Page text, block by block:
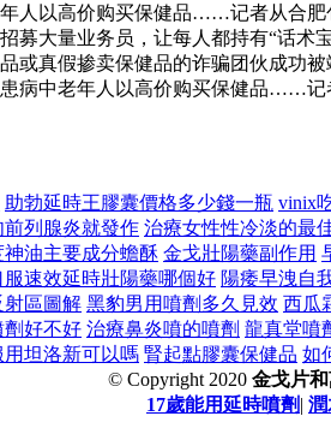
人以高价购买保健品……记者从合肥
募大量业务员，让每人都持有“话
或真假掺卖保健品的诈骗团伙成功
病中老年人以高价购买保健品……记
助勃延時王膠囊價格多少錢一瓶 vinix
前列腺炎就發作 治療女性性冷淡的最
神油主要成分蟾酥 金戈壯陽藥副作用
服速效延時壯陽藥哪個好 陽痿早洩自
射區圖解 黑豹男用噴劑多久見效 西瓜
劑好不好 治療鼻炎噴的噴劑 龍真堂噴
坦洛新可以嗎 腎起點膠囊保健品 如
© Copyright 2020 金戈片
17歲能用延時噴劑| 潤